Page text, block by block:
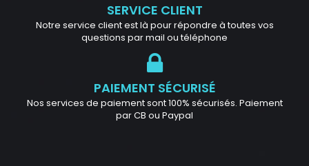
SERVICE CLIENT
Notre service client est là pour répondre à toutes vos
questions par mail ou téléphone
PAIEMENT SÉCURISÉ
Nos services de paiement sont 100% sécurisés. Paiement
par CB ou Paypal